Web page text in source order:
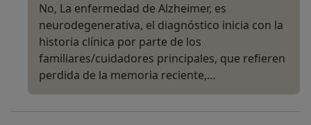
No, La enfermedad de Alzheimer, es
neurodegenerativa, el diagnóstico inicia con la
historia clínica por parte de los
familiares/cuidadores principales, que refieren
perdida de la memoria reciente,…